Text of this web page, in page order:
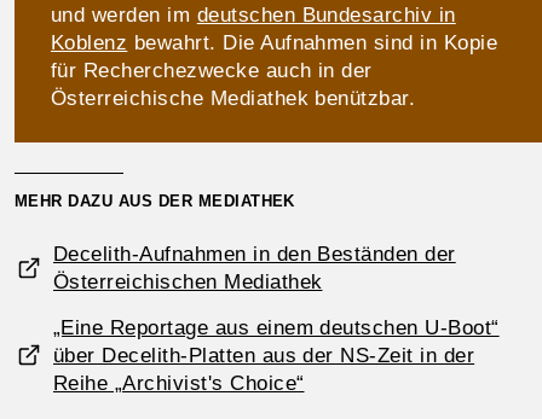
und werden im deutschen Bundesarchiv in
Koblenz bewahrt. Die Aufnahmen sind in Kopie
für Recherchezwecke auch in der
Österreichische Mediathek benützbar.
MEHR DAZU AUS DER MEDIATHEK
Decelith-Aufnahmen in den Beständen der
Österreichischen Mediathek
„Eine Reportage aus einem deutschen U-Boot“
über Decelith-Platten aus der NS-Zeit in der
Reihe „Archivist's Choice“